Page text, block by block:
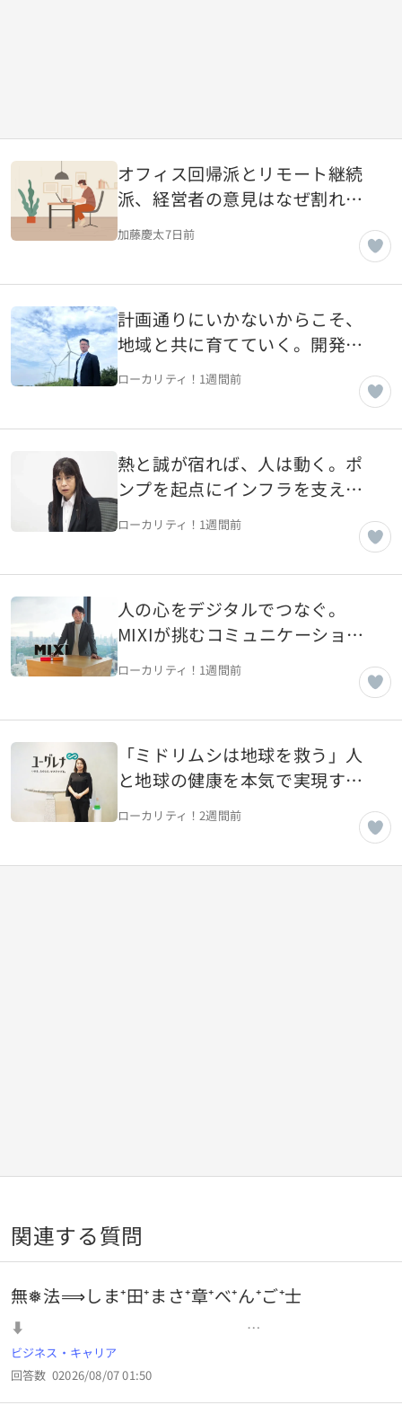
オフィス回帰派とリモート継続
派、経営者の意見はなぜ割れる
のか
加藤慶太7日前
計画通りにいかないからこそ、
地域と共に育てていく。開発
屋・修理屋から、エネルギーを
支えるインフラ企業へ【東京都
ローカリティ！ 1週間前
熱と誠が宿れば、人は動く。ポ
ンプを起点にインフラを支える
「世界のエクセレントカンパニ
ローカリティ！ 1週間前
人の心をデジタルでつなぐ。
MIXIが挑むコミュニケーション
「Me Time」を「We Time」
に。「誰かと驚き、楽しみ、語
ローカリティ！ 1週間前
「ミドリムシは地球を救う」人
と地球の健康を本気で実現する
ユーグレナ社の使命【東京都港
ローカリティ！2週間前
関連する質問
無❅法⟹しま⁺田⁺まさ⁺章⁺べ⁺ん⁺ご⁺士
⬇
ビジネス・キャリア
回答数 02026/08/07 01:50